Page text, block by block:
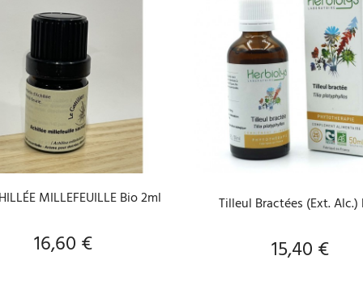
AJOUTER AU PANIER
MILLEFEUILLE Bio 2ml
Prix
16,60 €
AJOUTER AU PANIER
Tilleul Bractées (Ext. Alc.)
Prix
15,40 €